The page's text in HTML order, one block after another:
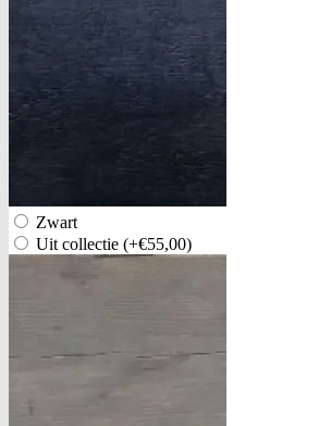
Zwart
Uit collectie (+€55,00)